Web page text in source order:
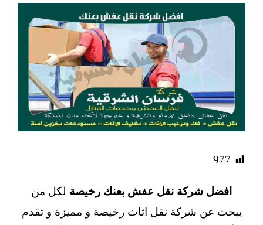
977
افضل شركة نقل عفش بعنك رخيصة لكل من
يبحث عن شركة نقل اثاث رخيصة و مميزة و تقدم